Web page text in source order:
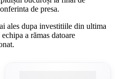
de presa.
ales dupa investitiile din ultima
a rămas datoare